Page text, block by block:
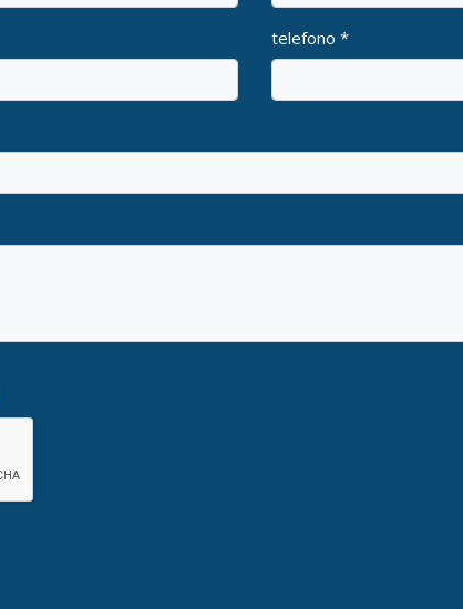
telefono *